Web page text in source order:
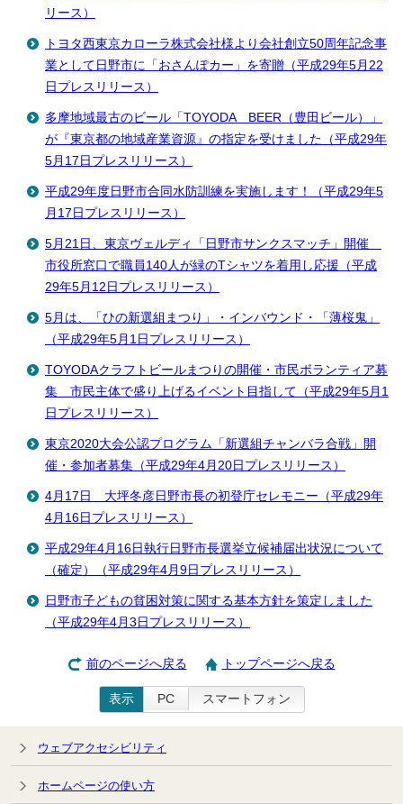
リース）
トヨタ西東京カローラ株式会社様より会社創立50周年記念事
業として日野市に「おさんぽカー」を寄贈（平成29年5月22
日プレスリリース）
多摩地域最古のビール「TOYODA BEER（豊田ビール）」
が『東京都の地域産業資源』の指定を受けました（平成29年
5月17日プレスリリース）
平成29年度日野市合同水防訓練を実施します！（平成29年5
月17日プレスリリース）
5月21日、東京ヴェルディ「日野市サンクスマッチ」開催
市役所窓口で職員140人が緑のTシャツを着用し応援（平成
29年5月12日プレスリリース）
5月は、「ひの新選組まつり」・インバウンド・「薄桜鬼」
（平成29年5月1日プレスリリース）
TOYODAクラフトビールまつりの開催・市民ボランティア募
集 市民主体で盛り上げるイベント目指して（平成29年5月1
日プレスリリース）
東京2020大会公認プログラム「新選組チャンバラ合戦」開
催・参加者募集（平成29年4月20日プレスリリース）
4月17日 大坪冬彦日野市長の初登庁セレモニー（平成29年
4月16日プレスリリース）
平成29年4月16日執行日野市長選挙立候補届出状況について
（確定）（平成29年4月9日プレスリリース）
日野市子どもの貧困対策に関する基本方針を策定しました
（平成29年4月3日プレスリリース）
前のページへ戻る トップページへ戻る
表示 PC スマートフォン
ウェブアクセシビリティ
ホームページの使い方